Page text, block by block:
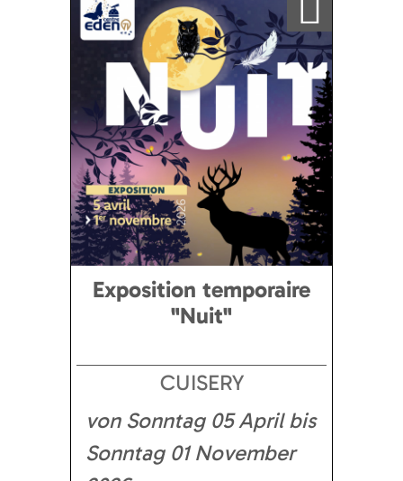
Exposition temporaire
"Nuit"
CUISERY
von Sonntag 05 April bis
Sonntag 01 November